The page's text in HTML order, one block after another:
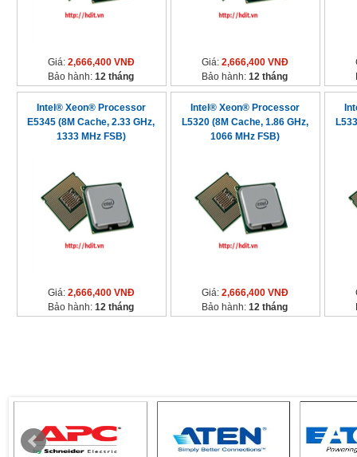
Giá: 2,666,400 VNĐ
Bảo hành:12 tháng
Giá: 2,666,400 VNĐ
Bảo hành:12 tháng
Intel® Xeon® Processor
E5345 (8M Cache, 2.33 GHz,
1333 MHz FSB)
Giá: 2,666,400 VNĐ
Bảo hành:12 tháng
Intel® Xeon® Processor
L5320 (8M Cache, 1.86 GHz,
1066 MHz FSB)
Giá: 2,666,400 VNĐ
Bảo hành:12 tháng